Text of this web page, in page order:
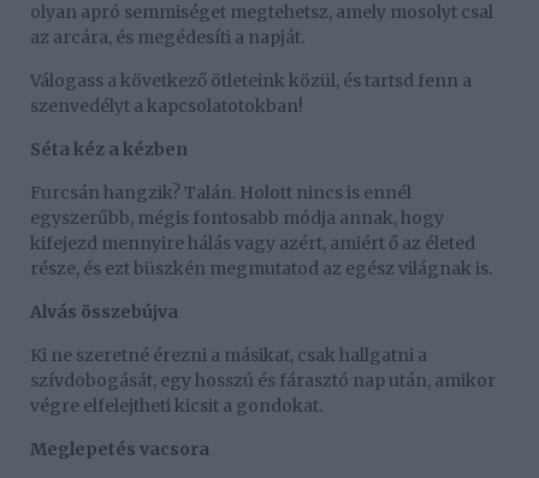
olyan apró semmiséget megtehetsz, amely mosolyt csal
az arcára, és megédesíti a napját.
Válogass a következő ötleteink közül, és tartsd fenn a
szenvedélyt a kapcsolatotokban!
Séta kéz a kézben
Furcsán hangzik? Talán. Holott nincs is ennél
egyszerűbb, mégis fontosabb módja annak, hogy
kifejezd mennyire hálás vagy azért, amiért ő az életed
része, és ezt büszkén megmutatod az egész világnak is.
Alvás összebújva
Ki ne szeretné érezni a másikat, csak hallgatni a
szívdobogását, egy hosszú és fárasztó nap után, amikor
végre elfelejtheti kicsit a gondokat.
Meglepetés vacsora